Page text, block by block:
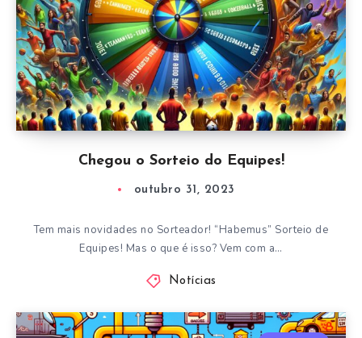
Chegou o Sorteio do Equipes!
outubro 31, 2023
Tem mais novidades no Sorteador! “Habemus” Sorteio de
Equipes! Mas o que é isso? Vem com a…
Notícias